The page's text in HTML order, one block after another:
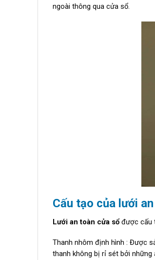
ngoài thông qua cửa sổ.
Cấu tạo của lưới
Lưới an toàn cửa sổ được cấu
Thanh nhôm định hình : Được
thanh không bị rỉ sét bởi